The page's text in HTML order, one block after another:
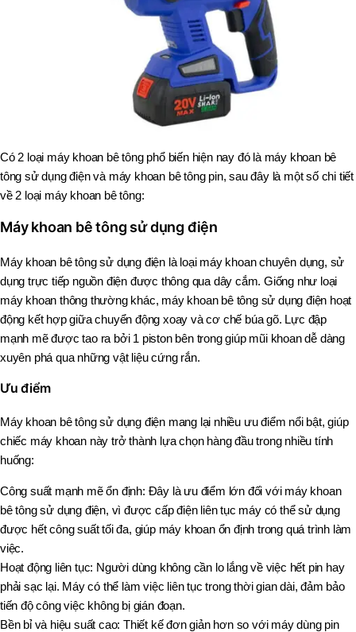
Có 2 loại máy khoan bê tông phổ biến hiện nay đó là máy khoan bê
tông sử dụng điện và máy khoan bê tông pin, sau đây là một số chi tiết
về 2 loại máy khoan bê tông:
Máy khoan bê tông sử dụng điện
Máy khoan bê tông sử dụng điện là loại máy khoan chuyên dụng, sử
dụng trực tiếp nguồn điện được thông qua dây cắm. Giống như loại
máy khoan thông thường khác, máy khoan bê tông sử dụng điện hoạt
động kết hợp giữa chuyển động xoay và cơ chế búa gõ. Lực đập
mạnh mẽ được tao ra bởi 1 piston bên trong giúp mũi khoan dễ dàng
xuyên phá qua những vật liệu cứng rắn.
Ưu điểm
Máy khoan bê tông sử dụng điện mang lại nhiều ưu điểm nổi bật, giúp
chiếc máy khoan này trở thành lựa chọn hàng đầu trong nhiều tính
huống:
Công suất mạnh mẽ ổn định: Đây là ưu điểm lớn đối với máy khoan
bê tông sử dụng điện, vì được cấp điện liên tục máy có thể sử dụng
được hết công suất tối đa, giúp máy khoan ổn định trong quá trình làm
việc.
Hoạt động liên tục: Người dùng không cần lo lắng về việc hết pin hay
phải sạc lại. Máy có thể làm việc liên tục trong thời gian dài, đảm bảo
tiến độ công việc không bị gián đoạn.
Bền bỉ và hiệu suất cao: Thiết kế đơn giản hơn so với máy dùng pin